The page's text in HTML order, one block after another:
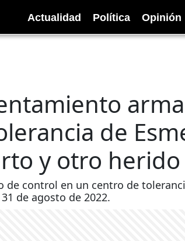
Actualidad Política Opinión
de
y otro herido
de control en un centro de
de agosto de 2022.